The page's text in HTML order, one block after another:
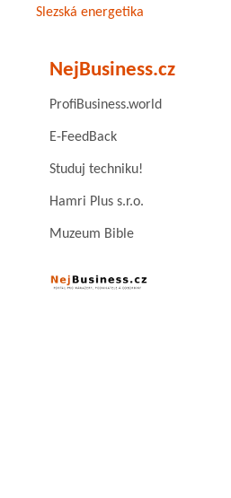
Slezská energetika
NejBusiness.cz
ProfiBusiness.world
E-FeedBack
Studuj techniku!
Hamri Plus s.r.o.
Muzeum Bible